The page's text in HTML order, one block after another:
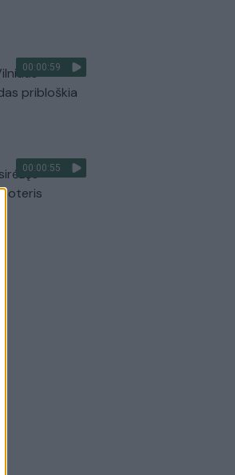
00:00:59
pribloškia
00:00:55